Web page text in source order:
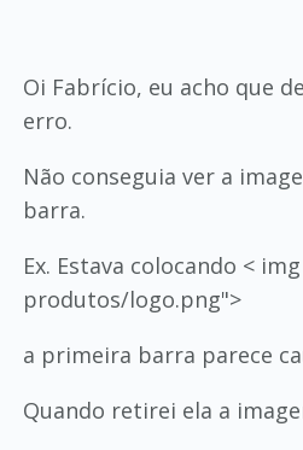
Oi Fabrício, eu acho que
erro.
Não conseguia ver a
barra.
Ex. Estava colocando <
produtos/logo.png">
a primeira barra parece
Quando retirei ela a